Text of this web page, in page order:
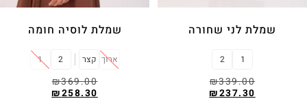
שמלת לני שחורה
1
2
₪339.00
₪237.30
שמלת לוסיה חומה
ארוך קצר 2
1
₪369.00
₪258.30